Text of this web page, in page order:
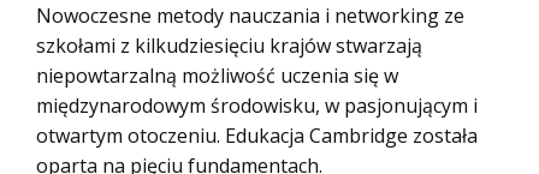
Nowoczesne metody nauczania i networking ze
szkołami z kilkudziesięciu krajów stwarzają
niepowtarzalną możliwość uczenia się w
międzynarodowym środowisku, w pasjonującym i
otwartym otoczeniu. Edukacja Cambridge została
oparta na pięciu fundamentach.